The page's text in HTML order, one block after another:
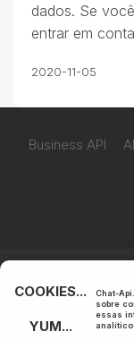
dados. Se
entrar em
2020-11-05
Business API
©
COOKIES...
YUM...
Chat-
sobre
essas